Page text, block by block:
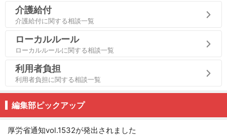
介護給付
介護給付に関する相談一覧
ローカルルール
ローカルルールに関する相談一覧
利用者負担
利用者負担に関する相談一覧
編集部ピックアップ
厚労省通知vol.1532が発出されました